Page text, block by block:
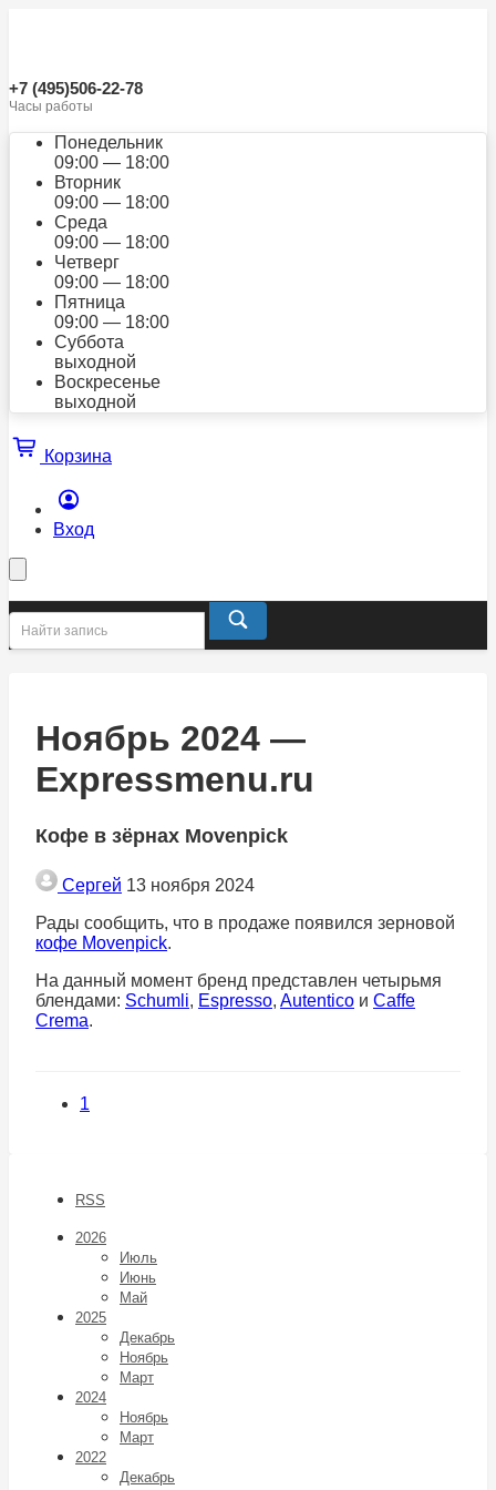
+7 (495)506-22-78
Часы работы
Понедельник
09:00 — 18:00
Вторник
09:00 — 18:00
Среда
09:00 — 18:00
Четверг
09:00 — 18:00
Пятница
09:00 — 18:00
Суббота
выходной
Воскресенье
выходной
Корзина
Вход
Ноябрь 2024 —
Expressmenu.ru
Кофе в зёрнах Movenpick
Сергей 13 ноября 2024
Рады сообщить, что в продаже появился зерновой
кофе Movenpick.
На данный момент бренд представлен четырьмя
блендами: Schumli, Espresso, Autentico и Caffe
Crema.
1
RSS
2026
Июль
Июнь
Май
2025
Декабрь
Ноябрь
Март
2024
Ноябрь
Март
2022
Декабрь